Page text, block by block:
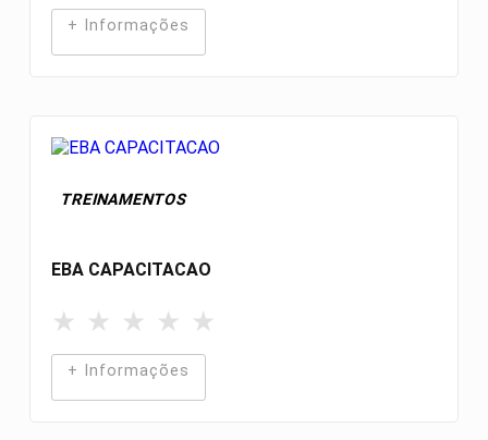
+ Informações
TREINAMENTOS
EBA CAPACITACAO
★ ★ ★ ★ ★
+ Informações